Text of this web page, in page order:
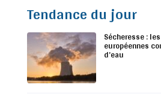
Tendance du jour
Sécheresse :
européennes
d’eau